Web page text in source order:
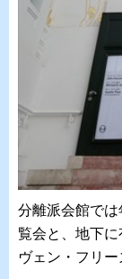
分離派会館で
覧会と、地下
ヴェン・フリー